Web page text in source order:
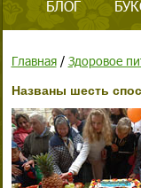
БЛОГ
Главная/ Здоровое
Названы шесть